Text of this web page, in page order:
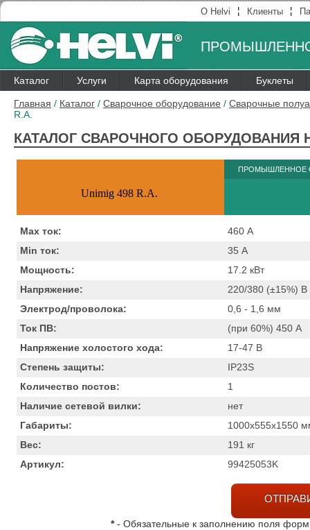
О Helvi ¦ Клиенты ¦
Каталог Услуги Карта оборудования Буклеты
Главная / Каталог / Сварочное оборудование / Сварочные
R.A.
КАТАЛОГ СВАРОЧНОГО ОБОРУДОВАНИЯ
Unimig 498 R.A.
ПРОМЫШЛЕННОЕ
Max ток: 460 А
Min ток:
35 А
Мощность:
17.2 кВт
Напряжение:
220/380 (±15%) B
Электрод/проволока:
0,6 - 1,6 мм
Ток ПВ:
(при 60%) 450 А
Напряжение холостого хода:
17-47 В
Степень защиты:
IP23S
Количество постов:
1
Наличие сетевой вилки:
нет
Габариты:
1000x555x1550
Вес:
191 кг
Артикул:
99425053K
*- Обязательные к заполнению поля